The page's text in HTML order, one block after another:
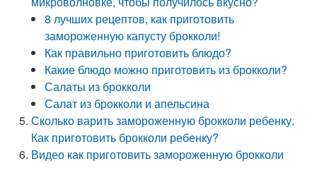
8 лучших рецептов, как приготовить
замороженную капусту брокколи!
Как правильно приготовить блюдо?
Какие блюдо можно приготовить из брокколи?
Салаты из брокколи
Салат из брокколи и апельсина
Сколько варить замороженную брокколи ребенку.
Как приготовить брокколи ребенку?
Видео как приготовить замороженную брокколи